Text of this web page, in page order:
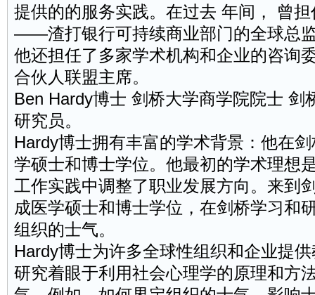
提供的的服务实践。在过去 年间， 曾
——渣打银行可持续商业部门的全球总
他还担任了多家学术机构和企业的咨询
合伙人联盟主席。
Ben Hardy博士 剑桥大学商学院院士 剑
研究员。
Hardy博士拥有丰富的学术背景：他在
学硕士和博士学位。他最初的学术理想
工作实践中调整了职业发展方向。来到
成医学硕士和博士学位，在剑桥学习和
组织的士气。
Hardy博士为许多全球性组织和企业提
研究着眼于利用社会心理学的原理和方